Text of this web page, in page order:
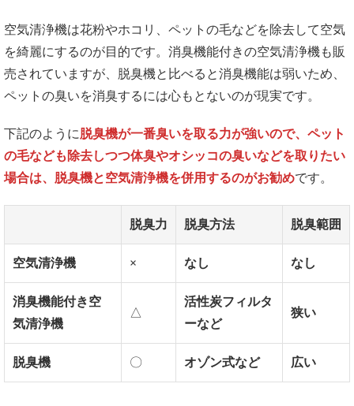
空気清浄機は花粉やホコリ、ペットの毛などを除去して空気
を綺麗にするのが目的です。消臭機能付きの空気清浄機も販
売されていますが、脱臭機と比べると消臭機能は弱いため、
ペットの臭いを消臭するには心もとないのが現実です。
下記のように脱臭機が一番臭いを取る力が強いので、ペット
の毛なども除去しつつ体臭やオシッコの臭いなどを取りたい
場合は、脱臭機と空気清浄機を併用するのがお勧めです。
脱臭力 脱臭方法 脱臭範囲
空気清浄機 × なし なし
消臭機能付き空
気清浄機
△
活性炭フィルタ
ーなど
狭い
脱臭機 〇 オゾン式など 広い